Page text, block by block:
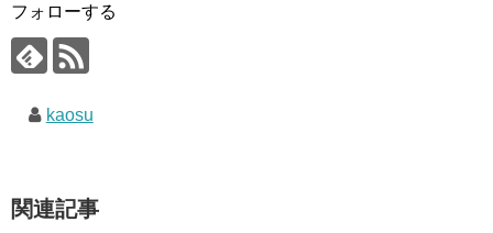
フォローする
kaosu
関連記事